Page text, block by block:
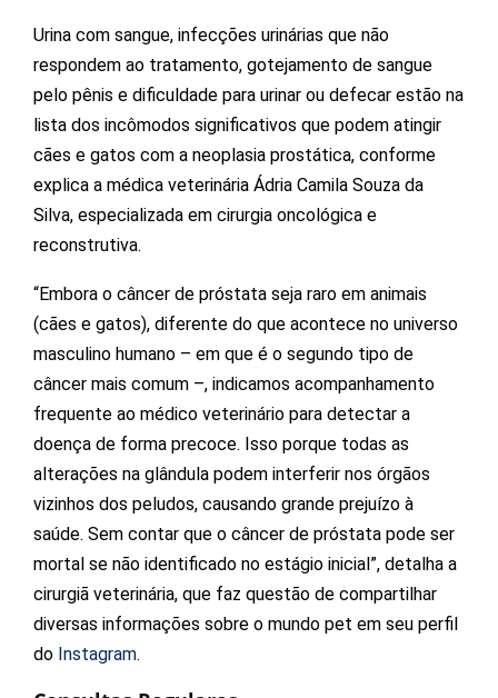
Urina com sangue, infecções urinárias que não
respondem ao tratamento, gotejamento de sangue
pelo pênis e dificuldade para urinar ou defecar estão na
lista dos incômodos significativos que podem atingir
cães e gatos com a neoplasia prostática, conforme
explica a médica veterinária Ádria Camila Souza da
Silva, especializada em cirurgia oncológica e
reconstrutiva.
“Embora o câncer de próstata seja raro em animais
(cães e gatos), diferente do que acontece no universo
masculino humano – em que é o segundo tipo de
câncer mais comum –, indicamos acompanhamento
frequente ao médico veterinário para detectar a
doença de forma precoce. Isso porque todas as
alterações na glândula podem interferir nos órgãos
vizinhos dos peludos, causando grande prejuízo à
saúde. Sem contar que o câncer de próstata pode ser
mortal se não identificado no estágio inicial”, detalha a
cirurgiã veterinária, que faz questão de compartilhar
diversas informações sobre o mundo pet em seu perfil
do Instagram.